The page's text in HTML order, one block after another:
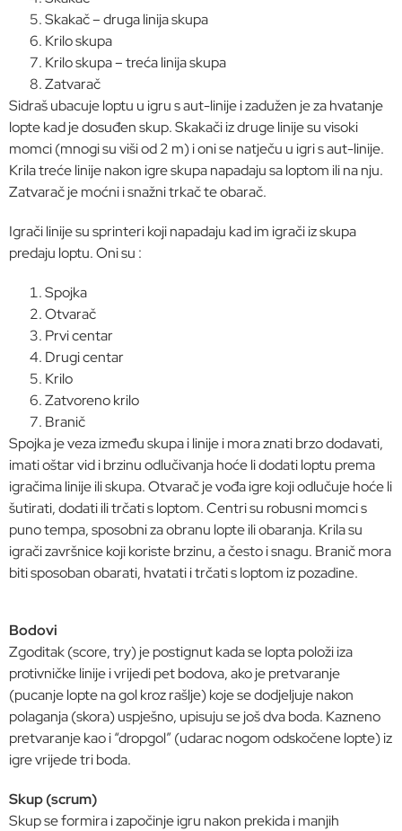
Skakač – druga linija skupa
Krilo skupa
Krilo skupa – treća linija skupa
Zatvarač
Sidraš ubacuje loptu u igru s aut-linije i zadužen je za hvatanje
lopte kad je dosuđen skup. Skakači iz druge linije su visoki
momci (mnogi su viši od 2 m) i oni se natječu u igri s aut-linije.
Krila treće linije nakon igre skupa napadaju sa loptom ili na nju.
Zatvarač je moćni i snažni trkač te obarač.
Igrači linije su sprinteri koji napadaju kad im igrači iz skupa
predaju loptu. Oni su :
Spojka
Otvarač
Prvi centar
Drugi centar
Krilo
Zatvoreno krilo
Branič
Spojka je veza između skupa i linije i mora znati brzo dodavati,
imati oštar vid i brzinu odlučivanja hoće li dodati loptu prema
igračima linije ili skupa. Otvarač je vođa igre koji odlučuje hoće li
šutirati, dodati ili trčati s loptom. Centri su robusni momci s
puno tempa, sposobni za obranu lopte ili obaranja. Krila su
igrači završnice koji koriste brzinu, a često i snagu. Branič mora
biti sposoban obarati, hvatati i trčati s loptom iz pozadine.
Bodovi
Zgoditak (score, try) je postignut kada se lopta položi iza
protivničke linije i vrijedi pet bodova, ako je pretvaranje
(pucanje lopte na gol kroz rašlje) koje se dodjeljuje nakon
polaganja (skora) uspješno, upisuju se još dva boda. Kazneno
pretvaranje kao i “dropgol” (udarac nogom odskočene lopte) iz
igre vrijede tri boda.
Skup (scrum)
Skup se formira i započinje igru nakon prekida i manjih